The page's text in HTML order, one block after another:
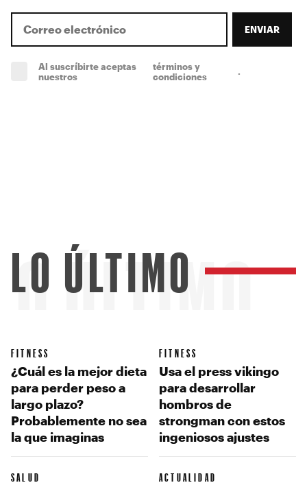
ENVIAR
Al suscríbirte aceptas
nuestros
términos y
condiciones
.
ÚLTIMO
LO ÚLTIMO
FITNESS
¿Cuál es la mejor dieta
para perder peso a
largo plazo?
Probablemente no sea
la que imaginas
FITNESS
Usa el press vikingo
para desarrollar
hombros de
strongman con estos
ingeniosos ajustes
SALUD ACTUALIDAD